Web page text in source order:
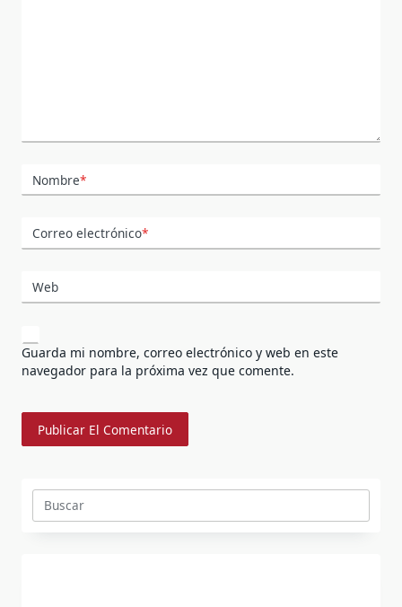
Nombre*
Correo electrónico*
Web
Guarda mi nombre, correo electrónico y web en este
navegador para la próxima vez que comente.
Buscar: